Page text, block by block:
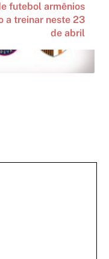
futebol armênios
a treinar neste 23
de abril